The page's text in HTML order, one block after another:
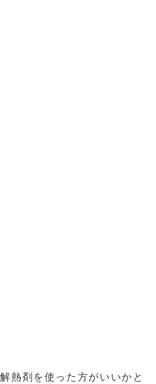
熱剤を使った方がいいかと